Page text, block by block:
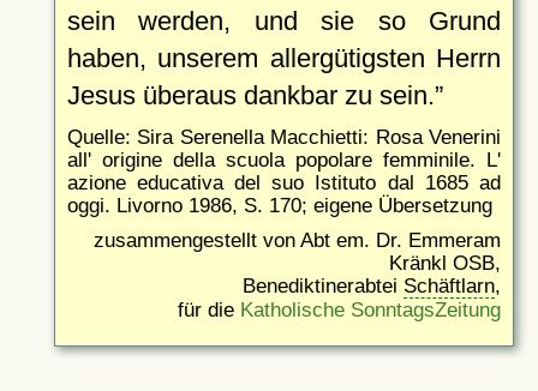
sein werden, und sie so Grund
haben, unserem allergütigsten Herrn
Jesus überaus dankbar zu sein.
Quelle: Sira Serenella Macchietti: Rosa Venerini
all' origine della scuola popolare femminile. L'
azione educativa del suo Istituto dal 1685 ad
oggi. Livorno 1986, S. 170; eigene Übersetzung
zusammengestellt von Abt em. Dr. Emmeram
Kränkl OSB,
Benediktinerabtei Schäftlarn,
für die Katholische SonntagsZeitung